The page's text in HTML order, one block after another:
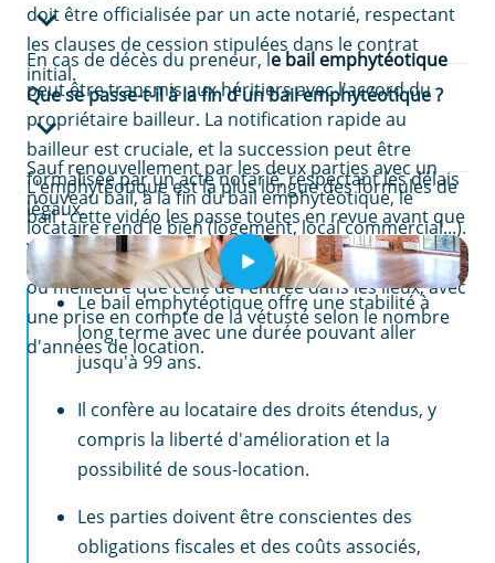
doit être officialisée par un acte notarié, respectant
les clauses de cession stipulées dans le contrat
initial.
En cas de décès du preneur, le bail emphytéotique
peut être transmis aux héritiers avec l'accord du
propriétaire bailleur. La notification rapide au
bailleur est cruciale, et la succession peut être
formalisée par un acte notarié, respectant les délais
légaux.
Que se passe-t-il à la fin d'un bail emphytéotique ?
Sauf renouvellement par les deux parties avec un
nouveau bail, à la fin du bail emphytéotique, le
locataire rend le bien (logement, local commercial...).
Le logement doit être dans une condition conforme
ou meilleure que celle de l'entrée dans les lieux, avec
une prise en compte de la vétusté selon le nombre
d'années de location.
L'emphytéotique est la plus longue des formules de
bail : cette vidéo les passe toutes en revue avant que
vous ne signiez.
EN RÉSUMÉ
Le bail emphytéotique offre une stabilité à
long terme avec une durée pouvant aller
jusqu'à 99 ans.
Il confère au locataire des droits étendus, y
compris la liberté d'amélioration et la
possibilité de sous-location.
Les parties doivent être conscientes des
obligations fiscales et des coûts associés,